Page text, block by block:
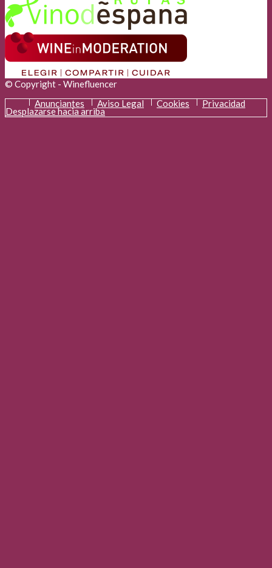
© Copyright - Winefluencer
Anunciantes
Aviso Legal Cookies Privacidad
Desplazarse hacia arriba